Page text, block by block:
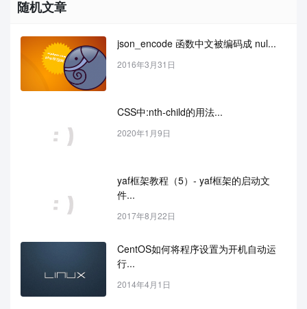
随机文章
json_encode 函数中文被编码成 nul...
2016年3月31日
CSS中:nth-child的用法...
2020年1月9日
yaf框架教程（5）- yaf框架的启动文
件...
2017年8月22日
CentOS如何将程序设置为开机自动运
行...
2014年4月1日